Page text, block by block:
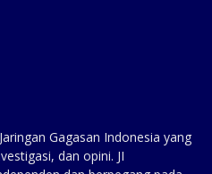
Gagasan Indonesia yang
dan opini. JI